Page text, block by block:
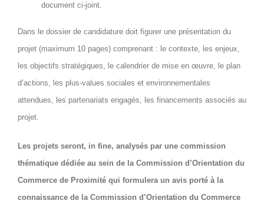
document ci-joint.
Dans le dossier de candidature doit figurer une présentation du
projet (maximum 10 pages) comprenant : le contexte, les enjeux,
les objectifs stratégiques, le calendrier de mise en œuvre, le plan
d’actions, les plus-values sociales et environnementales
attendues, les partenariats engagés, les financements associés au
projet.
Les projets seront, in fine, analysés par une commission
thématique dédiée au sein de la Commission d’Orientation du
Commerce de Proximité qui formulera un avis porté à la
connaissance de la Commission d’Orientation du Commerce